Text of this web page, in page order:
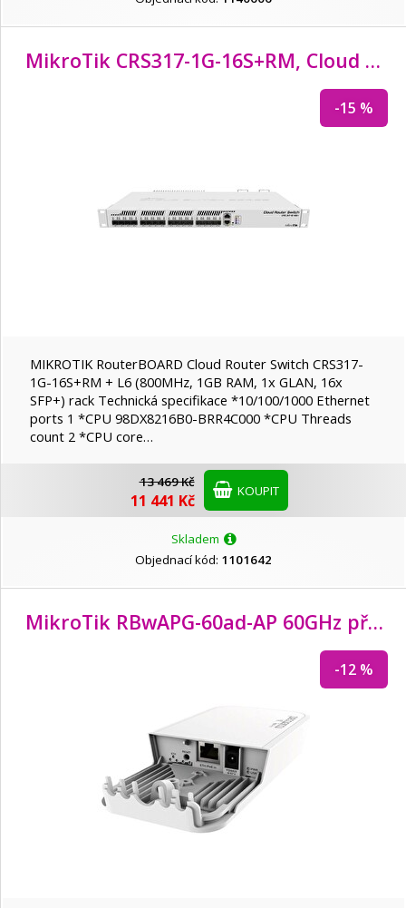
MikroTik CRS317-1G-16S+RM, Cloud Router Switch
-15 %
MIKROTIK RouterBOARD Cloud Router Switch CRS317-
1G-16S+RM + L6 (800MHz, 1GB RAM, 1x GLAN, 16x
SFP+) rack Technická specifikace *10/100/1000 Ethernet
ports 1 *CPU 98DX8216B0-BRR4C000 *CPU Threads
count 2 *CPU core…
13 469 Kč
11 441 Kč KOUPIT
Skladem
Objednací kód: 1101642
MikroTik RBwAPG-60ad-AP 60GHz přístupový bod wAP 60G AP
-12 %